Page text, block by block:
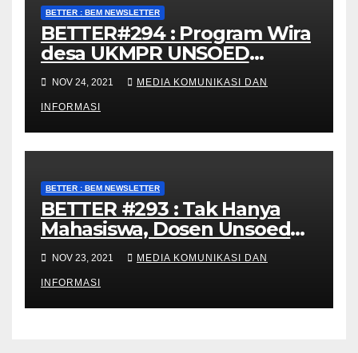
BETTER : BEM NEWSLETTER
BETTER#294 : Program Wira
desa UKMPR UNSOED
Bangkitkan Potensi Desa
NOV 24, 2021 MEDIA KOMUNIKASI DAN
INFORMASI
BETTER : BEM NEWSLETTER
BETTER #293 : Tak Hanya
Mahasiswa, Dosen Unsoed
pun Torehkan Prestasi di
Luar Negeri!
NOV 23, 2021 MEDIA KOMUNIKASI DAN
INFORMASI